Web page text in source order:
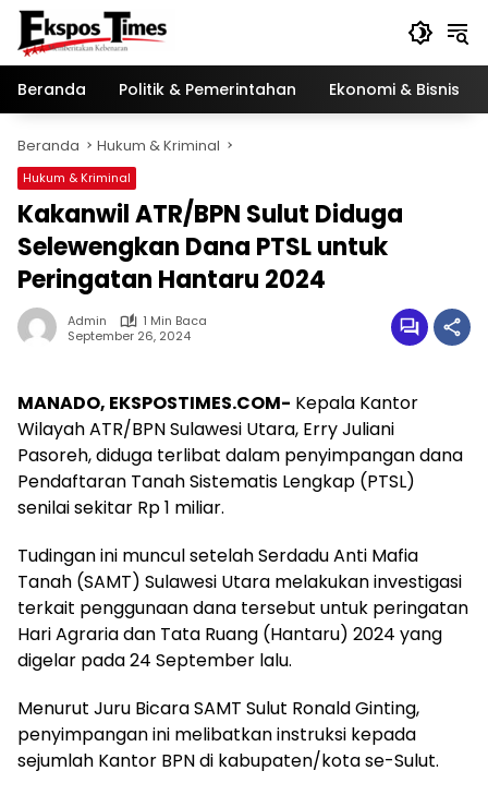
Langsung
konten
Beranda
Politik & Pemerintahan Ekonomi & Bisnis
Beranda Hukum & Kriminal
Hukum & Kriminal
Kakanwil ATR/BPN Sulut Diduga
Selewengkan Dana PTSL untuk
Peringatan Hantaru 2024
Admin
1 Min Baca
September 26, 2024
MANADO, EKSPOSTIMES.COM- Kepala Kantor
Wilayah ATR/BPN Sulawesi Utara, Erry Juliani
Pasoreh, diduga terlibat dalam penyimpangan dana
Pendaftaran Tanah Sistematis Lengkap (PTSL)
senilai sekitar Rp 1 miliar.
Tudingan ini muncul setelah Serdadu Anti Mafia
Tanah (SAMT) Sulawesi Utara melakukan investigasi
terkait penggunaan dana tersebut untuk peringatan
Hari Agraria dan Tata Ruang (Hantaru) 2024 yang
digelar pada 24 September lalu.
Menurut Juru Bicara SAMT Sulut Ronald Ginting,
penyimpangan ini melibatkan instruksi kepada
sejumlah Kantor BPN di kabupaten/kota se-Sulut.